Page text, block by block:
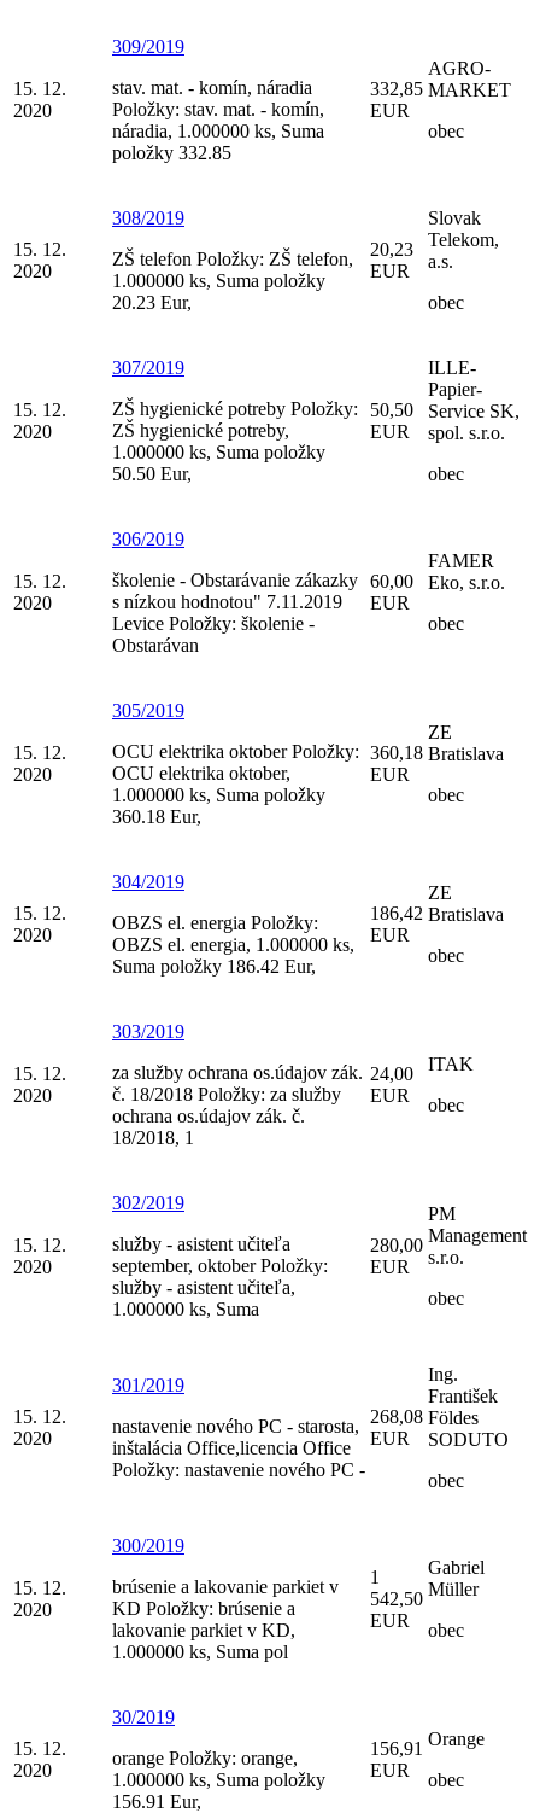
15. 12.
2020
309/2019
stav. mat. - komín, náradia
Položky: stav. mat. - komín,
náradia, 1.000000 ks, Suma
položky 332.85
332,85
EUR
AGRO-
MARKET
obec
15. 12.
2020
308/2019
ZŠ telefon Položky: ZŠ telefon,
1.000000 ks, Suma položky
20.23 Eur,
20,23
EUR
Slovak
Telekom,
a.s.
obec
15. 12.
2020
307/2019
ZŠ hygienické potreby Položky:
ZŠ hygienické potreby,
1.000000 ks, Suma položky
50.50 Eur,
50,50
EUR
ILLE-
Papier-
Service SK,
spol. s.r.o.
obec
15. 12.
2020
306/2019
školenie - Obstarávanie zákazky
s nízkou hodnotou" 7.11.2019
Levice Položky: školenie -
Obstarávan
60,00
EUR
FAMER
Eko, s.r.o.
obec
15. 12.
2020
305/2019
OCU elektrika oktober Položky:
OCU elektrika oktober,
1.000000 ks, Suma položky
360.18 Eur,
360,18
EUR
ZE
Bratislava
obec
15. 12.
2020
304/2019
OBZS el. energia Položky:
OBZS el. energia, 1.000000 ks,
Suma položky 186.42 Eur,
186,42
EUR
ZE
Bratislava
obec
15. 12.
2020
303/2019
za služby ochrana os.údajov zák.
č. 18/2018 Položky: za služby
ochrana os.údajov zák. č.
18/2018, 1
24,00
EUR
ITAK
obec
15. 12.
2020
302/2019
služby - asistent učiteľa
september, oktober Položky:
služby - asistent učiteľa,
1.000000 ks, Suma
280,00
EUR
PM
Management
s.r.o.
obec
15. 12.
2020
301/2019
nastavenie nového PC - starosta,
inštalácia Office,licencia Office
Položky: nastavenie nového PC -
268,08
EUR
Ing.
František
Földes
SODUTO
obec
15. 12.
2020
300/2019
brúsenie a lakovanie parkiet v
KD Položky: brúsenie a
lakovanie parkiet v KD,
1.000000 ks, Suma pol
1
542,50
EUR
Gabriel
Müller
obec
15. 12.
2020
30/2019
orange Položky: orange,
1.000000 ks, Suma položky
156.91 Eur,
156,91
EUR
Orange
obec